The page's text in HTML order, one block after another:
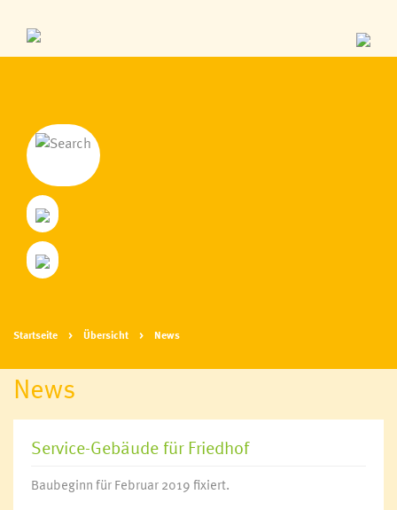
Startseite Übersicht News
News
Service-Gebäude für Friedhof
Baubeginn für Februar 2019 fixiert.